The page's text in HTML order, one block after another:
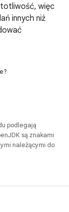
więc
innych niż
podlegają
są znakami
należącymi do